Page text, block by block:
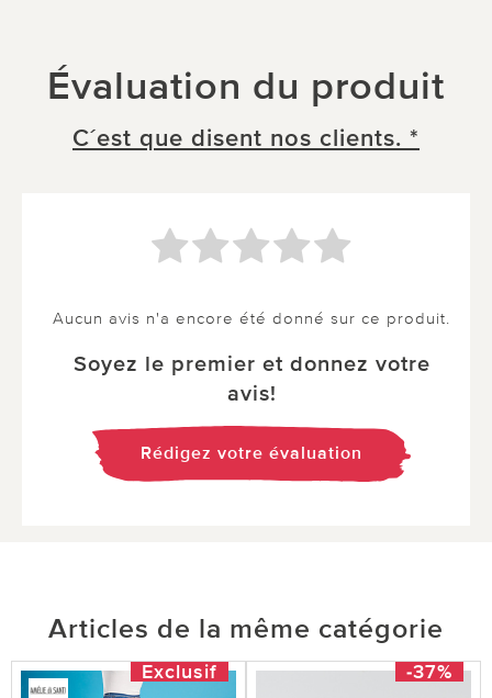
Évaluation du produit
C´est que disent nos clients. *
Aucun avis n'a encore été donné sur ce produit.
Soyez le premier et donnez votre
avis!
Rédigez votre évaluation
Articles de la même catégorie
Exclusif -37%